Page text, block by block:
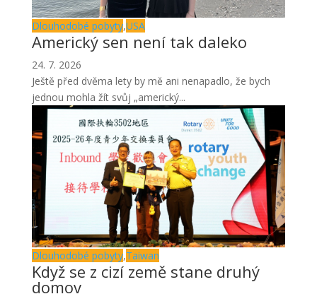
Dlouhodobé pobyty,USA
Americký sen není tak daleko
24. 7. 2026
Ještě před dvěma lety by mě ani nenapadlo, že bych
jednou mohla žít svůj „americký...
Dlouhodobé pobyty,Taiwan
Když se z cizí země stane druhý
domov